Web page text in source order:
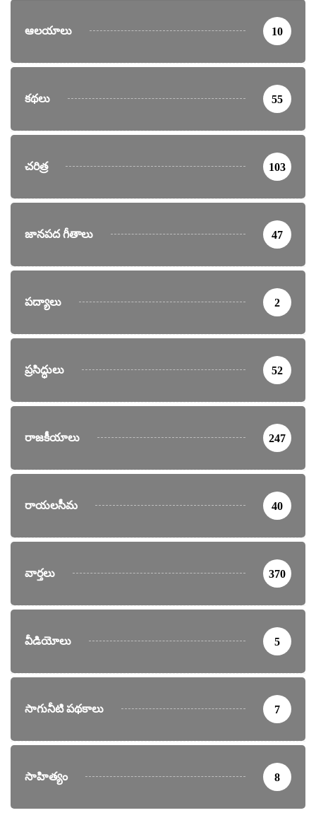
ఆలయాలు 10
కథలు 55
చరిత్ర 103
జానపద గీతాలు 47
పద్యాలు 2
ప్రసిద్ధులు 52
రాజకీయాలు 247
రాయలసీమ 40
వార్తలు 370
వీడియోలు 5
సాగునీటి పథకాలు 7
సాహిత్యం 8